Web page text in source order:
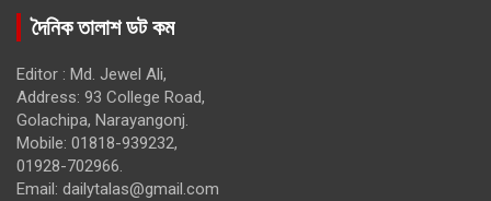
দৈনিক তালাশ ডট কম
Editor : Md. Jewel Ali,
Address: 93 College Road,
Golachipa, Narayangonj.
Mobile: 01818-939232,
01928-702966.
Email: dailytalas@gmail.com